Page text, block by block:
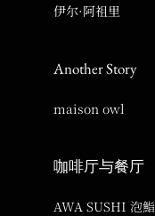
伊尔·阿祖里
Another Story
maison owl
咖啡厅与餐厅
AWA SUSHI 泡鮨